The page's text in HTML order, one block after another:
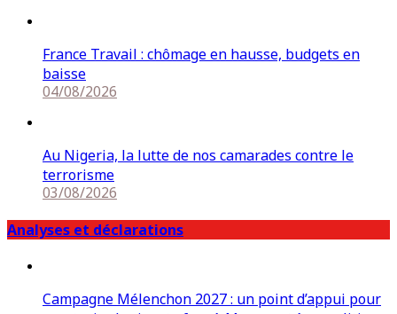
France Travail : chômage en hausse, budgets en
baisse
04/08/2026
Au Nigeria, la lutte de nos camarades contre le
terrorisme
03/08/2026
Analyses et déclarations
Campagne Mélenchon 2027 : un point d’appui pour